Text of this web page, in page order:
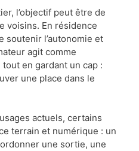
l’objectif peut être de
voisins. En résidence
soutenir l’autonomie et
agit comme
tout en gardant un cap :
une place dans le
actuels, certains
terrain et numérique : un
une sortie, une